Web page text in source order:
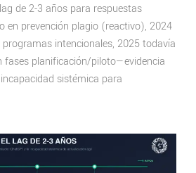
de 2-3 años para respuestas
en prevención plagio (reactivo), 2024
programas intencionales, 2025 todavía
fases planificación/piloto—evidencia
sistémica para